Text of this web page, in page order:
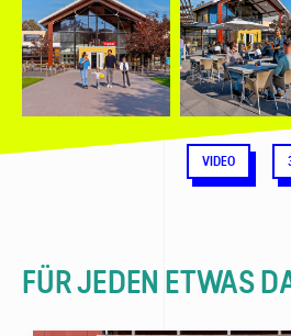
VIDEO
FÜR JEDEN ETWAS